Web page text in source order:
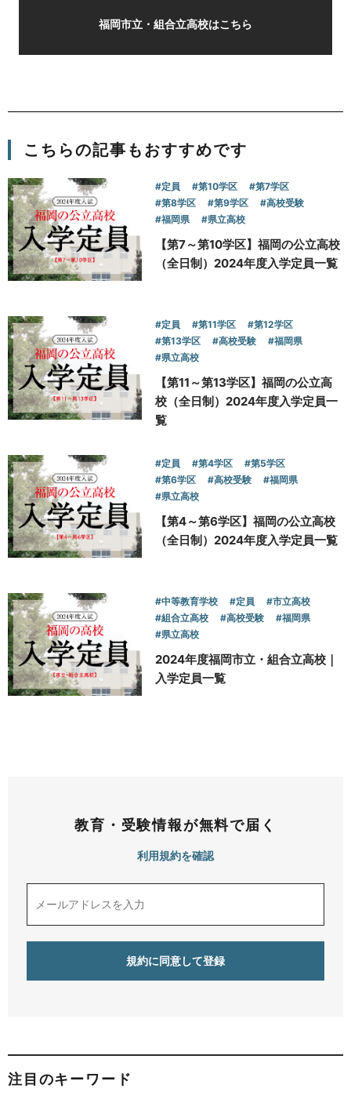
福岡市立・組合立高校はこちら
こちらの記事もおすすめです
#定員 #第10学区
#第7学区
#第8学区
#第9学区
#高校受験
#福岡県
#県立高校
【第7～第10学区】福岡の公立高校
（全日制）2024年度入学定員一覧
#定員 #第11学区
#第12学区
#第13学区
#高校受験
#福岡県
#県立高校
【第11～第13学区】福岡の公立高
校（全日制）2024年度入学定員一
覧
#定員 #第4学区
#第5学区
#第6学区
#高校受験
#福岡県
#県立高校
【第4～第6学区】福岡の公立高校
（全日制）2024年度入学定員一覧
#中等教育学校 #定員
#市立高校
#組合立高校
#高校受験
#福岡県
#県立高校
2024年度福岡市立・組合立高校｜
入学定員一覧
教育・受験情報が無料で届く
利用規約を確認
注目のキーワード